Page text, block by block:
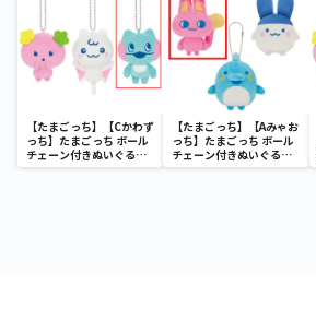
【たまごっち】【Cかわず
っち】たまごっち ボール
チェーン付きぬいぐるみ
～Tamagotchi
【たまごっち】【Aみゃお
っち】たまごっち ボール
チェーン付きぬいぐるみ
～Tamagotchi